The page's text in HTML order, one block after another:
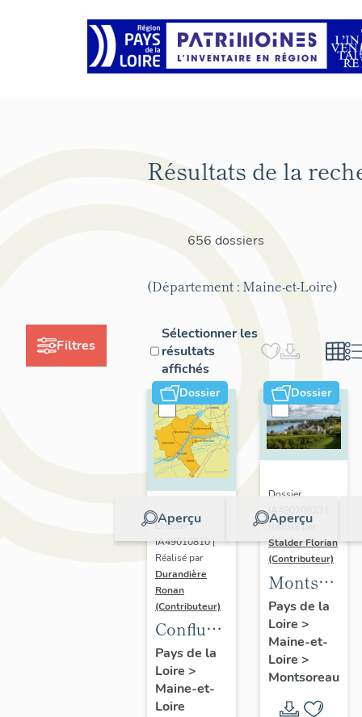
Filtres
Résultats de la
656 dossiers
(Département : Maine-et-Loire)
Sélectionner les
résultats
affichés
Dossier
Aperçu
Dossier
IA49010810 |
Réalisé par
Durandière
Ronan
(Contributeur)
Confluence
Maine-
Loire :
présentation
Pays de la
Loire >
Maine-et-
Loire
Dossier
Aperçu
Dossier
IA49010823 |
Réalisé par
Stalder Florian
(Contributeur)
Montsoreau
:
de la
commune
Pays de la
Loire >
Maine-et-
Loire >
Montsoreau